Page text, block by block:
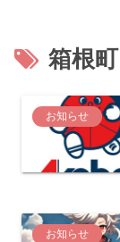
箱根町
お知らせ
お知らせ